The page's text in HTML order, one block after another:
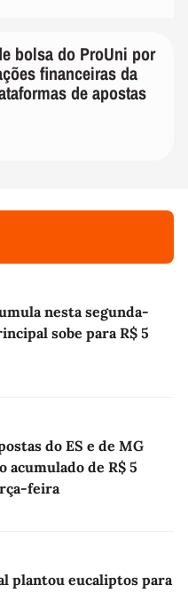
bolsa do ProUni por
financeiras da
de apostas
nesta segunda-
sobe para R$ 5
do ES e de MG
acumulado de R$ 5
feira
plantou eucaliptos para